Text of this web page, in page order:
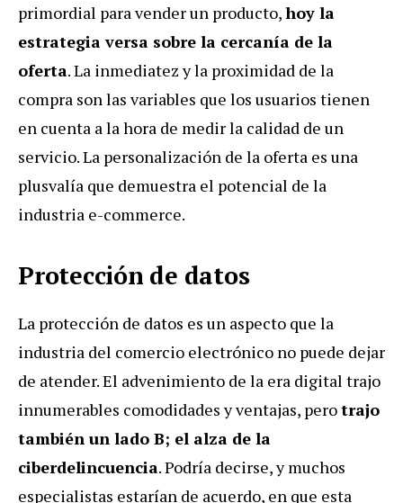
primordial para vender un producto,hoy la
estrategia versa sobre la cercanía de la
oferta. La inmediatez y la proximidad de la
compra son las variables que los usuarios tienen
en cuenta a la hora de medir la calidad de un
servicio. La personalización de la oferta es una
plusvalía que demuestra el potencial de la
industria e-commerce.
Protección de datos
La protección de datos es un aspecto que la
industria del comercio electrónico no puede dejar
de atender. El advenimiento de la era digital trajo
innumerables comodidades y ventajas, perotrajo
también un lado B; el alza de la
ciberdelincuencia. Podría decirse, y muchos
especialistas estarían de acuerdo, en que esta